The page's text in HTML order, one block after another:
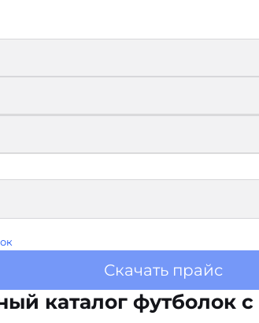
Скачать прайс
каталог футболок с